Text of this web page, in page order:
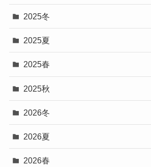
2025冬
2025夏
2025春
2025秋
2026冬
2026夏
2026春